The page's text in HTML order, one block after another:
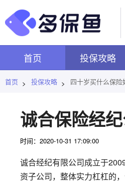
首页 投保攻略
首页 > 投保攻略 > 四十岁买什么保险
诚合保险经
时间：2020-10-31 17:09:00
诚合经纪有限公司成立于
资子公司，整体实力杠杠的